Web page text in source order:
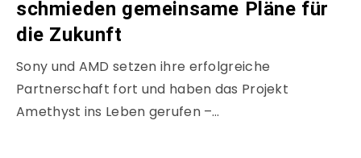
schmieden gemeinsame Pläne für
die Zukunft
Sony und AMD setzen ihre erfolgreiche
Partnerschaft fort und haben das Projekt
Amethyst ins Leben gerufen –…